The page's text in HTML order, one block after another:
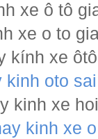
xe ô tô
xe o to
kính xe
kinh oto
kinh xe
kinh xe